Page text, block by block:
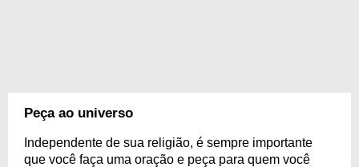
Peça ao universo
Independente de sua religião, é sempre importante
que você faça uma oração e peça para quem você